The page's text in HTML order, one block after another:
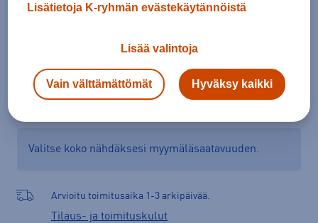
Lisää ostoskoriin
Tarkista saatavuus ja tilaa myymälästä
Valitse koko nähdäksesi myymäläsaatavuuden.
Arvioitu toimitusaika 1-3 arkipäivää.
Tilaus- ja toimituskulut
Lisätietoja K-ryhmän evästekäytännöistä
Lisää valintoja
Vain välttämättömät Hyväksy kaikki